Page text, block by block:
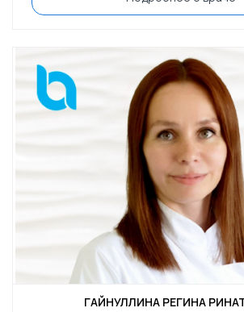
ГАЙНУЛЛИНА РЕГИНА